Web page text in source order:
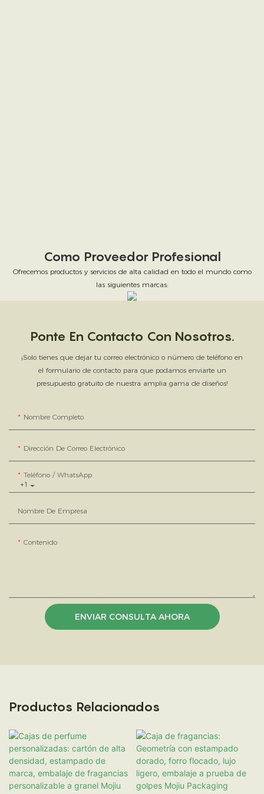
Como Proveedor Profesional
Ofrecemos productos y servicios de alta calidad en todo el mundo como
las siguientes marcas:
Ponte En Contacto Con Nosotros.
¡Solo tienes que dejar tu correo electrónico o número de teléfono en
el formulario de contacto para que podamos enviarte un
presupuesto gratuito de nuestra amplia gama de diseños!
Nombre Completo
Dirección De Correo Electrónico
+1
Teléfono / WhatsApp
Nombre De Empresa
Contenido
ENVIAR CONSULTA AHORA
Productos Relacionados